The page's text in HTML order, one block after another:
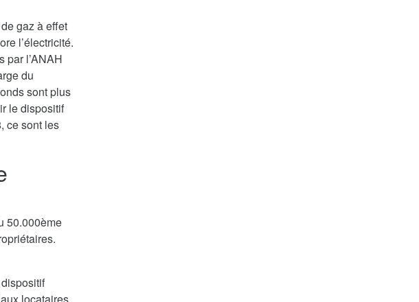
gaz à effet
l’électricité.
par l’ANAH
du
sont plus
le dispositif
ce sont les
50.000ème
locataires,